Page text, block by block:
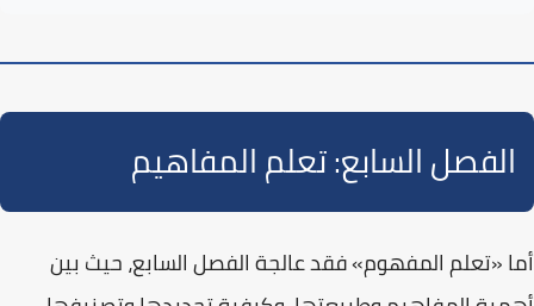
الفصل السابع: تعلم المفاهيم
أما«تعلم المفهوم»فقد عالجة الفصل السابع، حيث بين